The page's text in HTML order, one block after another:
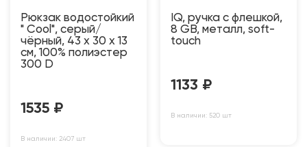
Рюкзак водостойкий
" Cool", серый/
чёрный, 43 x 30 x 13
см, 100% полиэстер
300 D
1535 ₽
В наличии: 2407 шт
IQ, ручка с флешкой,
8 GB, металл, soft-
touch
1133 ₽
В наличии: 520 шт